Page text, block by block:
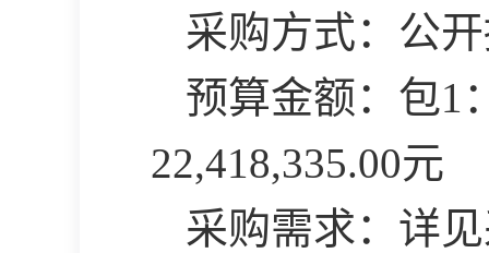
采购方式：公
预算金额：包1
22,418,335.00元
采购需求：详